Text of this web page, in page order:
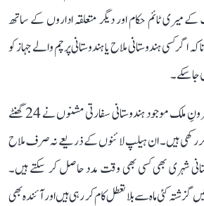
میری ٹائم حکام اور دیگر متعلقہ اداروں کے ساتھ
اگر کسی ہندوستانی ملاح یا ہندوستانی پرچم والے جہاز کو
جا سکے۔
رندھیر جیسوال نے بتایا کہ بیرونِ ملک موجود ہندوستانی سفارتی مشنوں نے 24 گھنٹے
رکھی ہیں۔ ان ہیلپ لائنوں کے ذریعے نہ صرف ملاح
شہری بھی کسی بھی وقت مدد حاصل کر سکتے ہیں۔
کئی ماہ سے بلا تعطل کام کر رہی ہیں اور آئندہ بھی